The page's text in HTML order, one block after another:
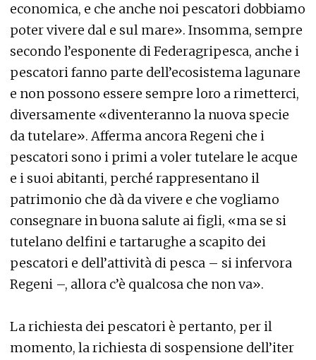
economica, e che anche noi pescatori dobbiamo
poter vivere dal e sul mare». Insomma, sempre
secondo l’esponente di Federagripesca, anche i
pescatori fanno parte dell’ecosistema lagunare
e non possono essere sempre loro a rimetterci,
diversamente «diventeranno la nuova specie
da tutelare». Afferma ancora Regeni che i
pescatori sono i primi a voler tutelare le acque
e i suoi abitanti, perché rappresentano il
patrimonio che dà da vivere e che vogliamo
consegnare in buona salute ai figli, «ma se si
tutelano delfini e tartarughe a scapito dei
pescatori e dell’attività di pesca – si infervora
Regeni –, allora c’è qualcosa che non va».
La richiesta dei pescatori è pertanto, per il
momento, la richiesta di sospensione dell’iter